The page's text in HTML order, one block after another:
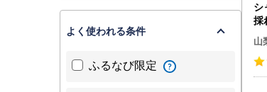
シ
採
）
山
よく使われる条件
ふるなび限定